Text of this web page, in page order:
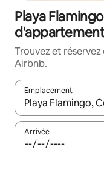
Playa
Trouvez et
Airbnb.
Emplacement
Quand les résultats
Arrivée